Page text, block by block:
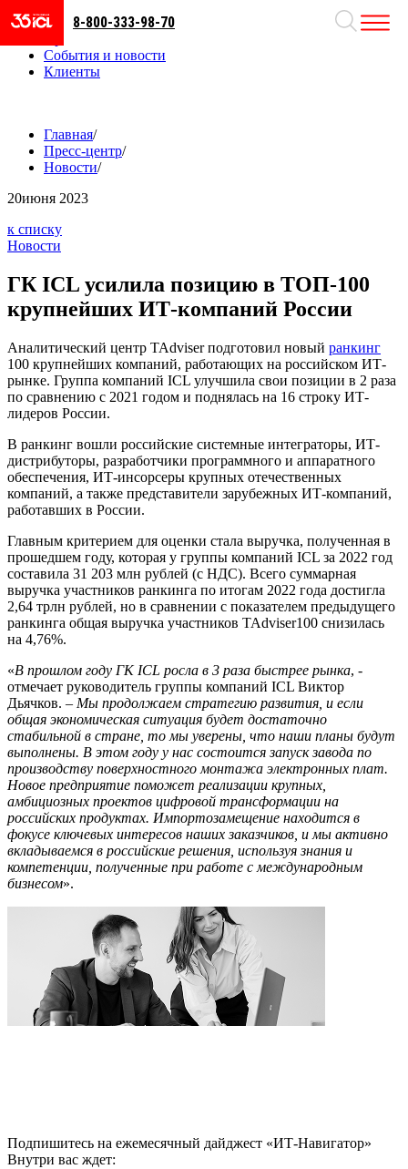
Направления
События и новости
Клиенты
8-800-333-98-70
Главная/
Пресс-центр/
Новости/
20июня 2023
к списку
Новости
ГК ICL усилила позицию в ТОП-100
крупнейших ИТ-компаний России
Аналитический центр TAdviser подготовил новый ранкинг
100 крупнейших компаний, работающих на российском ИТ-
рынке. Группа компаний ICL улучшила свои позиции в 2 раза
по сравнению с 2021 годом и поднялась на 16 строку ИТ-
лидеров России.
В ранкинг вошли российские системные интеграторы, ИТ-
дистрибуторы, разработчики программного и аппаратного
обеспечения, ИТ-инсорсеры крупных отечественных
компаний, а также представители зарубежных ИТ-компаний,
работавших в России.
Главным критерием для оценки стала выручка, полученная в
прошедшем году, которая у группы компаний ICL за 2022 год
составила 31 203 млн рублей (с НДС). Всего суммарная
выручка участников ранкинга по итогам 2022 года достигла
2,64 трлн рублей, но в сравнении с показателем предыдущего
ранкинга общая выручка участников TAdviser100 снизилась
на 4,76%.
«В прошлом году ГК ICL росла в 3 раза быстрее рынка, -
отмечает руководитель группы компаний ICL Виктор
Дьячков. – Мы продолжаем стратегию развития, и если
общая экономическая ситуация будет достаточно
стабильной в стране, то мы уверены, что наши планы будут
выполнены. В этом году у нас состоится запуск завода по
производству поверхностного монтажа электронных плат.
Новое предприятие поможет реализации крупных,
амбициозных проектов цифровой трансформации на
российских продуктах. Импортозамещение находится в
фокусе ключевых интересов наших заказчиков, и мы активно
вкладываемся в российские решения, используя знания и
компетенции, полученные при работе с международным
бизнесом».
Подпишитесь на ежемесячный дайджест «ИТ-Навигатор»
Внутри вас ждет: